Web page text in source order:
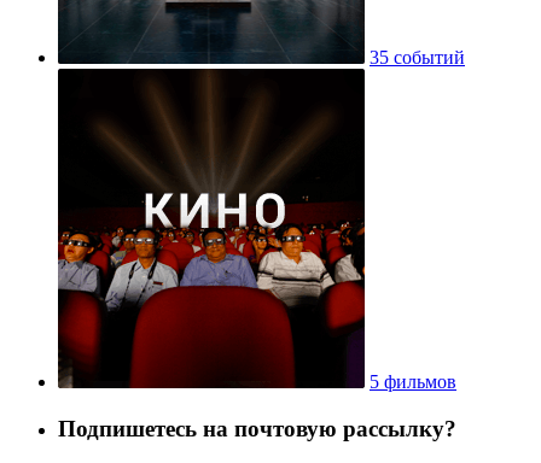
35 событий
5 фильмов
Подпишетесь на почтовую рассылку?